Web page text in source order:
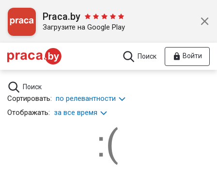
Praca.by
Загрузите на Google Play
Поиск Войти
Поиск
Сортировать: по релевантности
Отображать: за все время